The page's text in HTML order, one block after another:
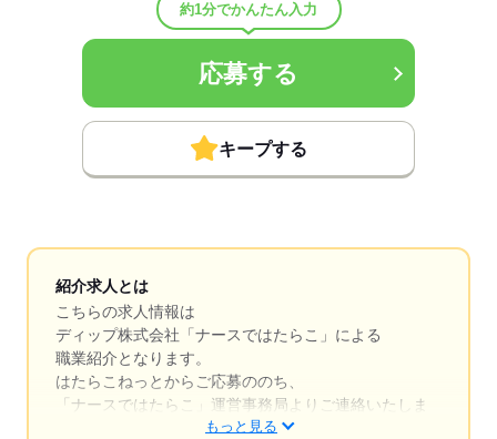
約1分でかんたん入力
応募する
キープする
紹介求人とは
こちらの求人情報は
ディップ株式会社「ナースではたらこ」による
職業紹介となります。
はたらこねっとからご応募ののち、
「ナースではたらこ」運営事務局よりご連絡いたしま
もっと見る